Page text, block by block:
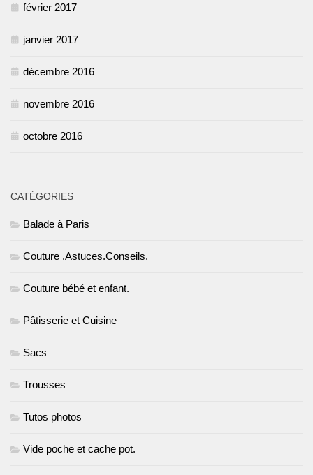
février 2017
janvier 2017
décembre 2016
novembre 2016
octobre 2016
CATÉGORIES
Balade à Paris
Couture .Astuces.Conseils.
Couture bébé et enfant.
Pâtisserie et Cuisine
Sacs
Trousses
Tutos photos
Vide poche et cache pot.